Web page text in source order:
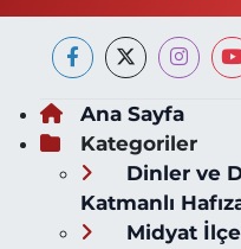
Ana Sayfa
Kategoriler
Dinler ve
Katmanlı
Midyat